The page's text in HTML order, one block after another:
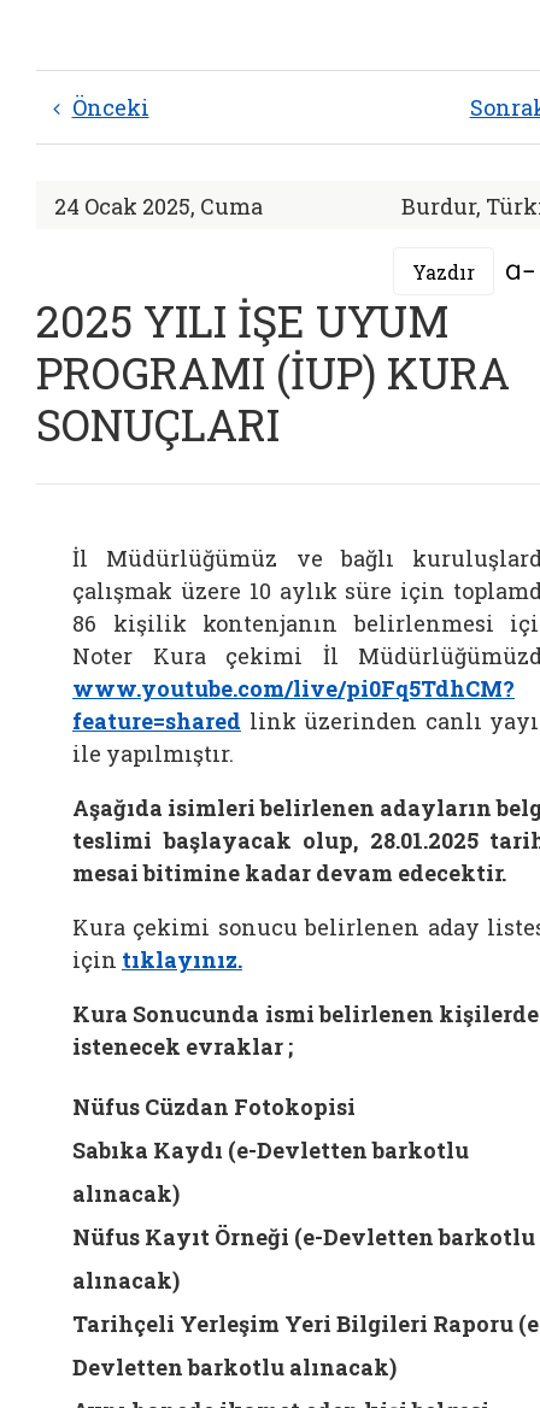
Önceki
24 Ocak 2025, Cuma Burdur,
Yazdır
2025 YILI İŞE UYUM
PROGRAMI (İUP) KURA
SONUÇLARI
İl Müdürlüğümüz ve bağlı
çalışmak üzere 10 aylık süre için
86 kişilik kontenjanın belirlenmesi
Noter Kura çekimi İl
www.youtube.com/live/pi0Fq5TdhCM?
feature=shared link üzerinden canlı
ile yapılmıştır.
Aşağıda isimleri belirlenen adayların
teslimi başlayacak olup, 28.01.2025
mesai bitimine kadar devam edecektir.
Kura çekimi sonucu belirlenen aday
için tıklayınız.
Kura Sonucunda ismi belirlenen
istenecek evraklar ;
Nüfus Cüzdan Fotokopisi
Sabıka Kaydı (e-Devletten barkotlu
alınacak)
Nüfus Kayıt Örneği (e-Devletten barkotlu
alınacak)
Tarihçeli Yerleşim Yeri Bilgileri Raporu
Devletten barkotlu alınacak)